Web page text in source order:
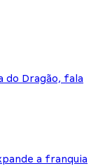
do Dragão, fala
a franquia